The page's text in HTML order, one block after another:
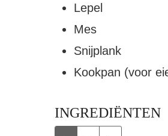
Lepel
Mes
Snijplank
Kookpan (voor
INGREDIËNTEN